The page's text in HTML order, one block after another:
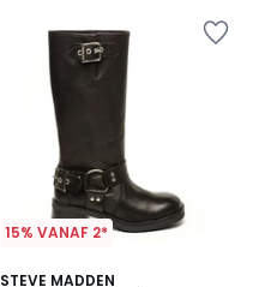
15% VANAF 2*
STEVE MADDEN